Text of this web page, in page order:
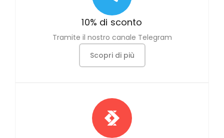
10% di sconto
Tramite il nostro canale Telegram
Scopri di più